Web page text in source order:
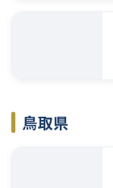
鳥取県